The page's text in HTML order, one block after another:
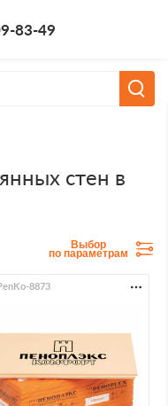
83-49
стен в
Выбор
по параметрам
8873